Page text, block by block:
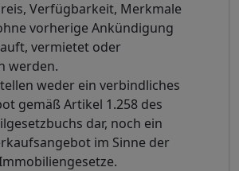
Verfügbarkeit, Merkmale
vorherige Ankündigung
vermietet oder
werden.
weder ein verbindliches
gemäß Artikel 1.258 des
dar, noch ein
im Sinne der